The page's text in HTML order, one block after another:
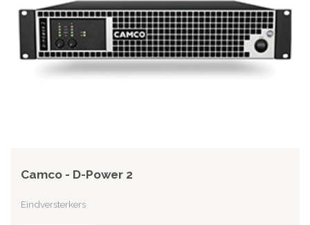
Camco - D-Power 2
Eindversterkers